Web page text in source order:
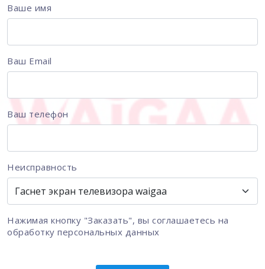
Ваше имя
Ваш Email
Ваш телефон
Неисправность
Нажимая кнопку "Заказать", вы соглашаетесь на
обработку персональных данных